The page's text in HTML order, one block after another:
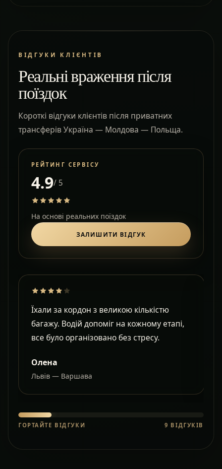
ВІДГУКИ КЛІЄНТІВ
Реальні враження після
поїздок
Короткі відгуки клієнтів після приватних
трансферів Україна — Молдова — Польща.
РЕЙТИНГ СЕРВІСУ
4.9/ 5
На основі реальних поїздок
ЗАЛИШИТИ ВІДГУК
Їхали за кордон з великою кількістю
багажу. Водій допоміг на кожному етапі,
все було організовано без стресу.
Олена
Львів — Варшава
ГОРТАЙТЕ ВІДГУКИ 9 ВІДГУКІВ